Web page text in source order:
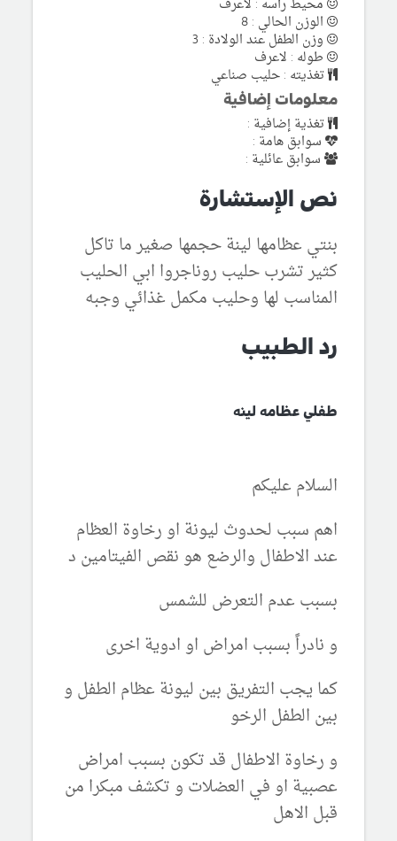
محيط رأسه : لاعرف
الوزن الحالي : 8
وزن الطفل عند الولادة : 3
طوله : لاعرف
تغذيته : حليب صناعي
معلومات إضافية
تغذية إضافية :
سوابق هامة :
سوابق عائلية :
نص الإستشارة
بنتي عظامها لينة حجمها صغير ما تاكل
كثير تشرب حليب روناجروا ابي الحليب
المناسب لها وحليب مكمل غذائي وجبه
رد الطبيب
طفلي عظامه لينه
السلام عليكم
اهم سبب لحدوث ليونة او رخاوة العظام
عند الاطفال والرضع هو نقص الفيتامين د
بسبب عدم التعرض للشمس
و نادراً بسبب امراض او ادوية اخرى
كما يجب التفريق بين ليونة عظام الطفل و
بين الطفل الرخو
و رخاوة الاطفال قد تكون بسبب امراض
عصبية او في العضلات و تكشف مبكرا من
قبل الاهل